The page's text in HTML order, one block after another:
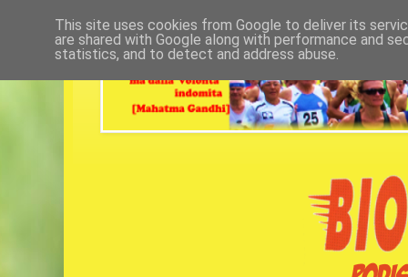
This site uses cookies from Google to deliver its
are shared with Google along with performance and
statistics, and to detect and address abuse.